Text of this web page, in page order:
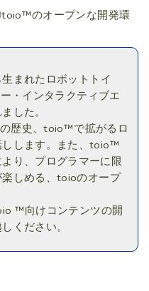
のオープンな開発環
まれたロボットトイ
・インタラクティブエ
した。
歴史、toio™で拡がるロ
しします。また、toio™
り、プログラマーに限
しめる、toioのオープ
™向けコンテンツの開
ください。